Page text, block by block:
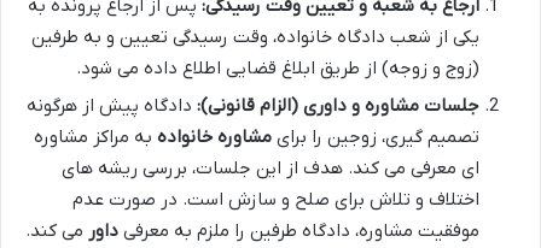
ارجاع به شعبه و تعیین وقت رسیدگی: پس از ارجاع پرونده به
یکی از شعب دادگاه خانواده، وقت رسیدگی تعیین و به طرفین
(زوج و زوجه) از طریق ابلاغ قضایی اطلاع داده می شود.
جلسات مشاوره و داوری (الزام قانونی): دادگاه پیش از هرگونه
تصمیم گیری، زوجین را برای مشاوره خانواده به مراکز مشاوره
ای معرفی می کند. هدف از این جلسات، بررسی ریشه های
اختلاف و تلاش برای صلح و سازش است. در صورت عدم
موفقیت مشاوره، دادگاه طرفین را ملزم به معرفی داور می کند.